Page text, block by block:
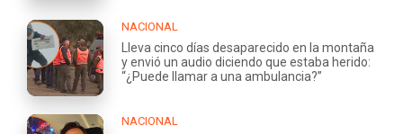
NACIONAL
Lleva cinco días desaparecido en la montaña
y envió un audio diciendo que estaba herido:
“¿Puede llamar a una ambulancia?”
NACIONAL